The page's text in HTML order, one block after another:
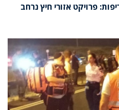
פרויקט אזורי חיץ נרחב